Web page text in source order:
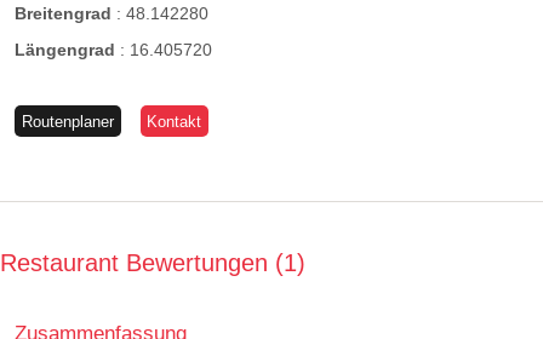
Breitengrad : 48.142280
Längengrad : 16.405720
Routenplaner Kontakt
Restaurant Bewertungen 1
Zusammenfassung